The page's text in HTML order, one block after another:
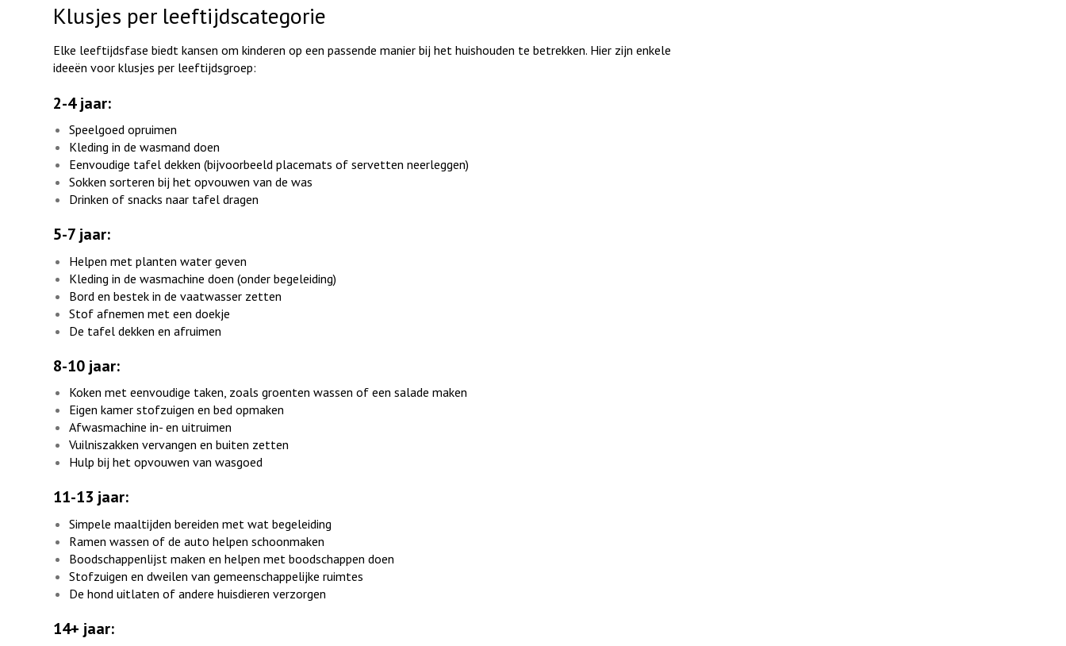
Klusjes per leeftijdscategorie
Elke leeftijdsfase biedt kansen om kinderen op een passende manier bij het huishouden te betrekken. Hier zijn enkele
ideeën voor klusjes per leeftijdsgroep:
2-4 jaar:
Speelgoed opruimen
Kleding in de wasmand doen
Eenvoudige tafel dekken (bijvoorbeeld placemats of servetten neerleggen)
Sokken sorteren bij het opvouwen van de was
Drinken of snacks naar tafel dragen
5-7 jaar:
Helpen met planten water geven
Kleding in de wasmachine doen (onder begeleiding)
Bord en bestek in de vaatwasser zetten
Stof afnemen met een doekje
De tafel dekken en afruimen
8-10 jaar:
Koken met eenvoudige taken, zoals groenten wassen of een salade maken
Eigen kamer stofzuigen en bed opmaken
Afwasmachine in- en uitruimen
Vuilniszakken vervangen en buiten zetten
Hulp bij het opvouwen van wasgoed
11-13 jaar:
Simpele maaltijden bereiden met wat begeleiding
Ramen wassen of de auto helpen schoonmaken
Boodschappenlijst maken en helpen met boodschappen doen
Stofzuigen en dweilen van gemeenschappelijke ruimtes
De hond uitlaten of andere huisdieren verzorgen
14+ jaar: